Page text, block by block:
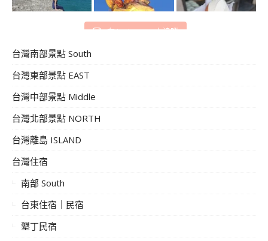
在 Instagram 上追蹤
台灣南部景點 South
台灣東部景點 EAST
台灣中部景點 Middle
台灣北部景點 NORTH
台灣離島 ISLAND
台灣住宿
南部 South
台東住宿｜民宿
墾丁民宿